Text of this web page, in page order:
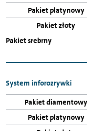
System inforozrywki